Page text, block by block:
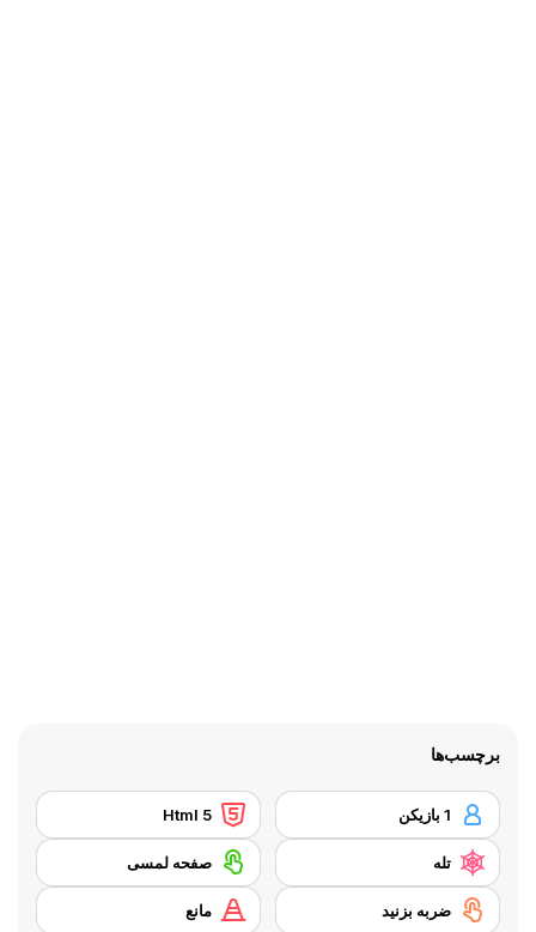
برچسب‌ها
1 بازیکن Html 5
تله صفحه لمسی
ضربه بزنید مانع